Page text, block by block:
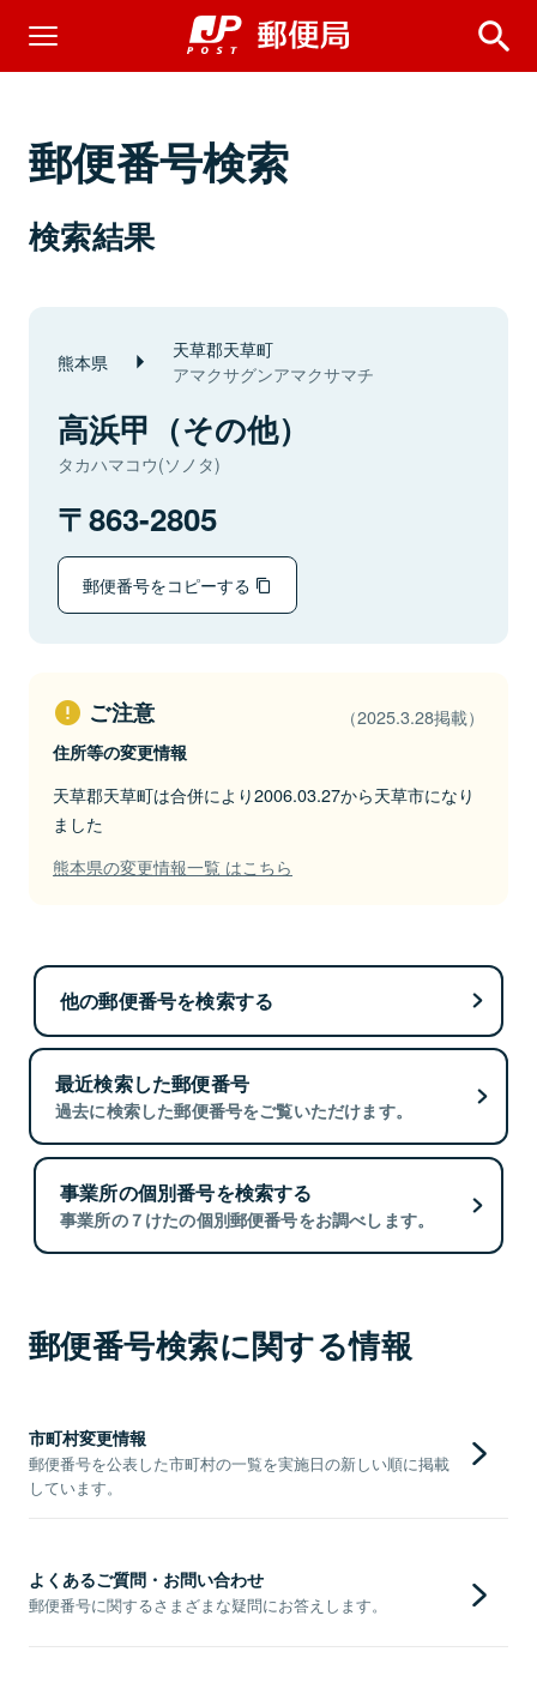
郵便番号検索
検索結果
熊本県 天草郡天草町
アマクサグンアマクサマチ
高浜甲（その他）
タカハマコウ(ソノタ)
863-2805
郵便番号をコピーする
ご注意 （2025.3.28掲載）
住所等の変更情報
天草郡天草町は合併により2006.03.27から天草市になり
ました
熊本県の変更情報一覧 はこちら
他の郵便番号を検索する
最近検索した郵便番号
過去に検索した郵便番号をご覧いただけます。
事業所の個別番号を検索する
事業所の７けたの個別郵便番号をお調べします。
郵便番号検索に関する情報
市町村変更情報
郵便番号を公表した市町村の一覧を実施日の新しい順に掲載
しています。
よくあるご質問・お問い合わせ
郵便番号に関するさまざまな疑問にお答えします。